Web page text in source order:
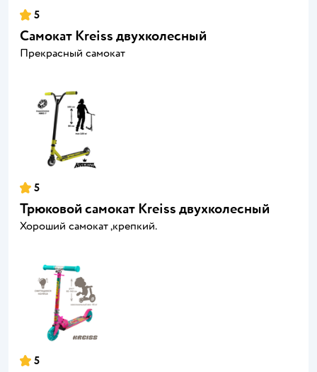
5
Самокат Kreiss двухколесный
Прекрасный самокат
5
Трюковой самокат Kreiss двухколесный
Хороший самокат ,крепкий.
5